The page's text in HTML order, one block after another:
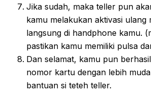
Jika sudah, maka teller pun
kamu melakukan aktivasi ulang
langsung di handphone kamu.
pastikan kamu memiliki pulsa
Dan selamat, kamu pun
nomor kartu dengan lebih
bantuan si teteh teller.